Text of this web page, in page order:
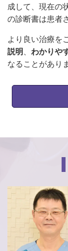
成して、現在の
の診断書は患者
より良い治療を
説明
わかりや
なることがあり